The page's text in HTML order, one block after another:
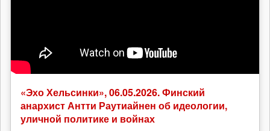
«Эхо Хельсинки», 06.05.2026. Финский
анархист Антти Раутиайнен об идеологии,
уличной политике и войнах